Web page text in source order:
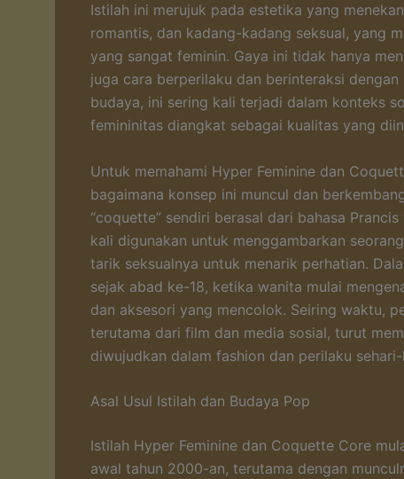
Istilah ini merujuk pada estetika yang
romantis, dan kadang-kadang seksual, yang
yang sangat feminin. Gaya ini tidak hanya
juga cara berperilaku dan berinteraksi
budaya, ini sering kali terjadi dalam konteks
femininitas diangkat sebagai kualitas yang
Untuk memahami Hyper Feminine dan
bagaimana konsep ini muncul dan
“coquette” sendiri berasal dari bahasa
kali digunakan untuk menggambarkan
tarik seksualnya untuk menarik perhatian.
sejak abad ke-18, ketika wanita mulai
dan aksesori yang mencolok. Seiring waktu,
terutama dari film dan media sosial, turut
diwujudkan dalam fashion dan perilaku sehari-
Asal Usul Istilah dan Budaya Pop
Istilah Hyper Feminine dan Coquette Core
awal tahun 2000-an, terutama dengan